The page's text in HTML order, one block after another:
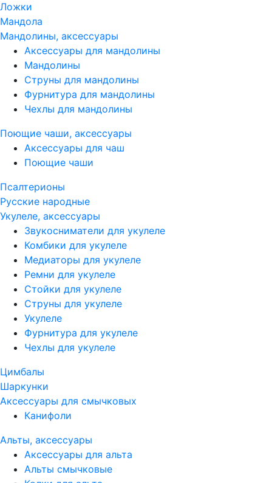
Ложки
Мандола
Мандолины, аксессуары
Аксессуары для мандолины
Мандолины
Струны для мандолины
Фурнитура для мандолины
Чехлы для мандолины
Поющие чаши, аксессуары
Аксессуары для чаш
Поющие чаши
Псалтерионы
Русские народные
Укулеле, аксессуары
Звукосниматели для укулеле
Комбики для укулеле
Медиаторы для укулеле
Ремни для укулеле
Стойки для укулеле
Струны для укулеле
Укулеле
Фурнитура для укулеле
Чехлы для укулеле
Цимбалы
Шаркунки
Аксессуары для смычковых
Канифоли
Альты, аксессуары
Аксессуары для альта
Альты смычковые